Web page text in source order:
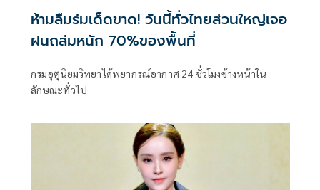
ห้ามลืมร่มเด็ดขาด! วันนี้ทั่วไทยส่วนใหญ่เจอ
ฝนถล่มหนัก 70%ของพื้นที่
กรมอุตุนิยมวิทยาได้พยากรณ์อากาศ 24 ชั่วโมงข้างหน้าใน
ลักษณะทั่วไป